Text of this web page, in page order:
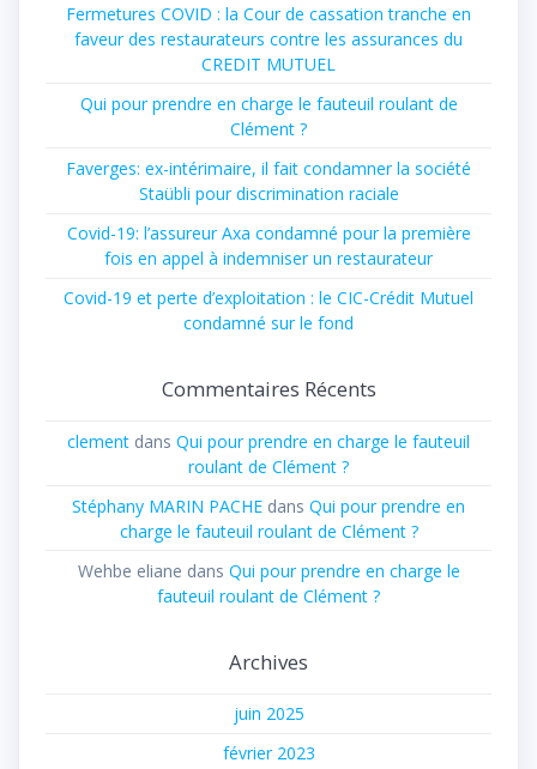
Fermetures COVID : la Cour de cassation tranche en
faveur des restaurateurs contre les assurances du
CREDIT MUTUEL
Qui pour prendre en charge le fauteuil roulant de
Clément ?
Faverges: ex-intérimaire, il fait condamner la société
Staübli pour discrimination raciale
Covid-19: l’assureur Axa condamné pour la première
fois en appel à indemniser un restaurateur
Covid-19 et perte d’exploitation : le CIC-Crédit Mutuel
condamné sur le fond
Commentaires Récents
clement dans Qui pour prendre en charge le fauteuil
roulant de Clément ?
Stéphany MARIN PACHE dans Qui pour prendre en
charge le fauteuil roulant de Clément ?
Wehbe eliane dans Qui pour prendre en charge le
fauteuil roulant de Clément ?
Archives
juin 2025
février 2023